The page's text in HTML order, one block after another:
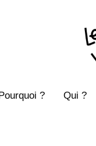
? Qui ?